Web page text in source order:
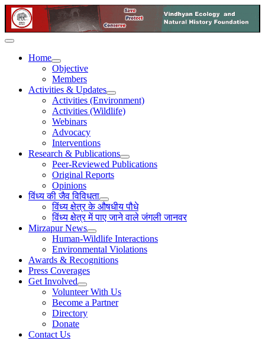
Home
Objective
Members
Activities & Updates
Activities (Environment)
Activities (Wildlife)
Webinars
Advocacy
Interventions
Research & Publications
Peer-Reviewed Publications
Original Reports
Opinions
विंध्य की जैव विविधता
विंध्य क्षेत्र के औषधीय पौधे
विंध्य क्षेत्र में पाए जाने वाले जंगली जानवर
Mirzapur News
Human-Wildlife Interactions
Environmental Violations
Awards & Recognitions
Press Coverages
Get Involved
Volunteer With Us
Become a Partner
Directory
Donate
Contact Us